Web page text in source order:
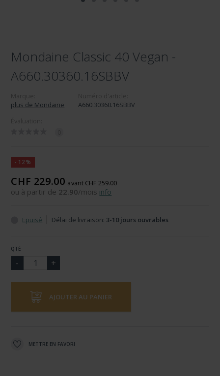
Mondaine Classic 40 Vegan -
A660.30360.16SBBV
plus de Mondaine
A660.30360.16SBBV
-12%
CHF 229.00 avant CHF 259.00
ou à partir de 22.90/mois info
Epuisé Délai de livraison: 3-10 jours ouvrables
QTÉ
AJOUTER AU PANIER
METTRE EN FAVORI